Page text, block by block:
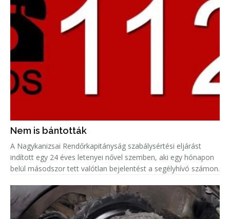
Nem is bántották
A Nagykanizsai Rendőrkapitányság szabálysértési eljárást
indított egy 24 éves letenyei nővel szemben, aki egy hónapon
belül másodszor tett valótlan bejelentést a segélyhívó számon.